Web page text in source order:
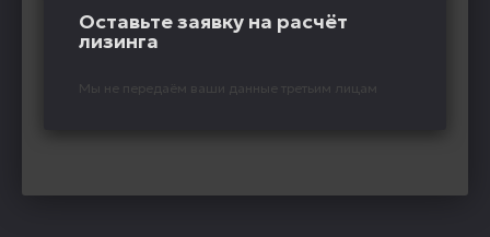
Оставьте заявку на расчёт
лизинга
Мы не передаём ваши данные третьим лицам